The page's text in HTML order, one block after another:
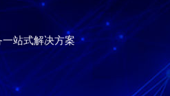
站式解决方案